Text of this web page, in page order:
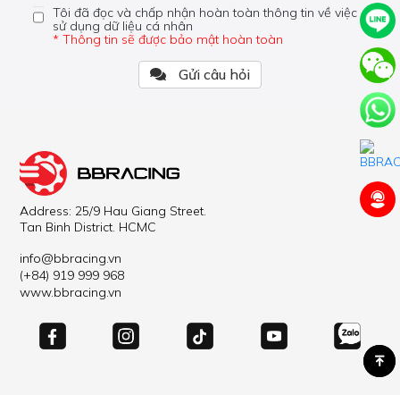
Tôi đã đọc và chấp nhận hoàn toàn thông tin về việc
sử dụng dữ liệu cá nhân
* Thông tin sẽ được bảo mật hoàn toàn
Gửi câu hỏi
Address: 25/9 Hau Giang Street.
Tan Binh District. HCMC
info@bbracing.vn
(+84) 919 999 968
www.bbracing.vn